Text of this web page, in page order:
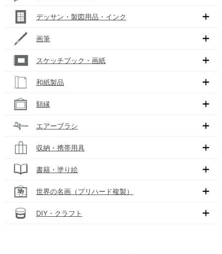
デッサン・製図用品・インク
画筆
スケッチブック・画紙
和紙製品
額縁
エアーブラシ
収納・携帯用具
書籍・塗り絵
世界の名画（プリハード複製）
DIY・クラフト